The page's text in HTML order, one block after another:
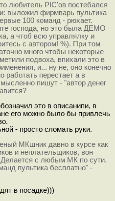
любитель PIC'ов постебался
выложил фирмварь пультика
100 команд - рюхает.
господа, но это была ДЕМО
а чтоб всю управлялку и
с автором! %). При том
много чтобы некоторые
подвоха, впихали это в
и... ну не, оно конечно
работать перестает а в
пишут - "автор денег
это в описанипи, в
его можно было бы привлечь
- просто сломать руки.
МКшник давно в курсе как
и неплательщиков, вон
с любым МК по сути.
пультика бесплатно" -
в посадке)))